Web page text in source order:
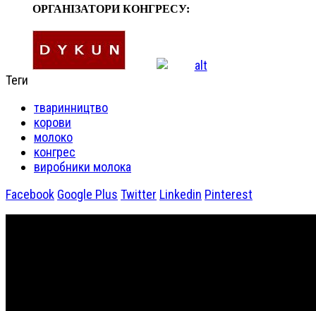
ОРГАНІЗАТОРИ КОНГРЕСУ:
Теги
тваринництво
корови
молоко
конгрес
виробники молока
Facebook Google Plus Twitter Linkedin Pinterest